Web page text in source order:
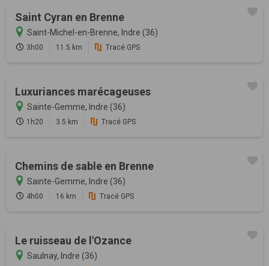
Saint Cyran en Brenne
Saint-Michel-en-Brenne, Indre (36)
3h00 11.5 km Tracé GPS
Luxuriances marécageuses
Sainte-Gemme, Indre (36)
1h20 3.5 km Tracé GPS
Chemins de sable en Brenne
Sainte-Gemme, Indre (36)
4h00 16 km Tracé GPS
Le ruisseau de l'Ozance
Saulnay, Indre (36)